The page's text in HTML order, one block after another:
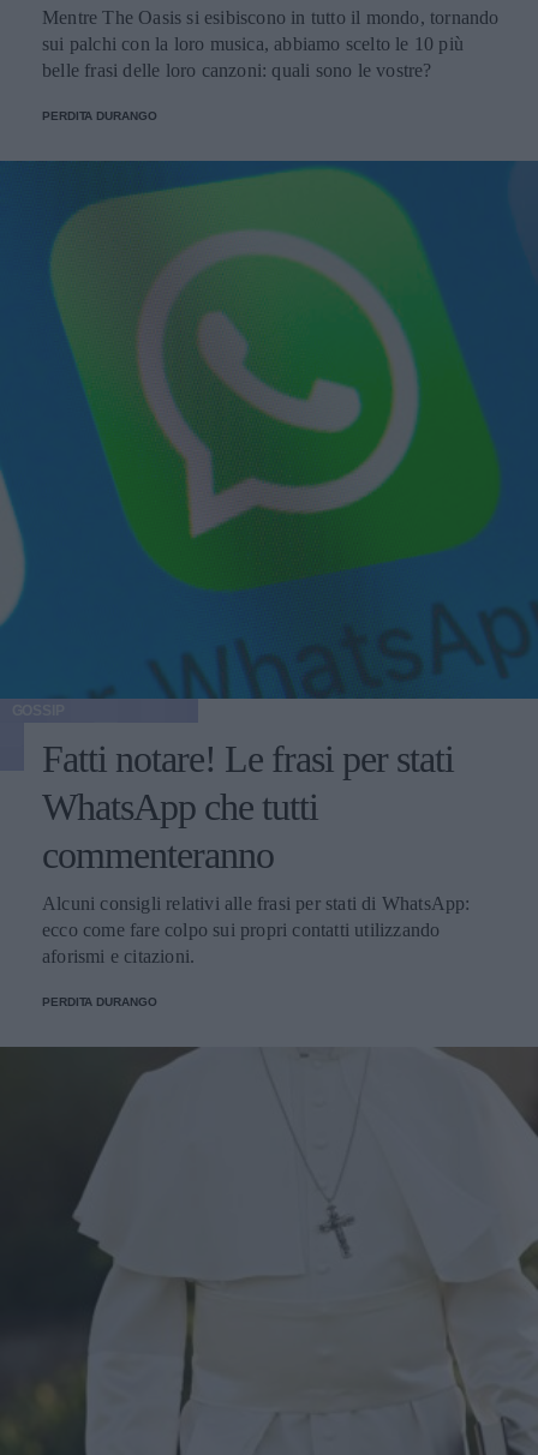
Mentre The Oasis si esibiscono in tutto il mondo, tornando
sui palchi con la loro musica, abbiamo scelto le 10 più
belle frasi delle loro canzoni: quali sono le vostre?
PERDITA DURANGO
Fatti notare! Le frasi per stati
WhatsApp che tutti
commenteranno
Alcuni consigli relativi alle frasi per stati di WhatsApp:
ecco come fare colpo sui propri contatti utilizzando
aforismi e citazioni.
PERDITA DURANGO